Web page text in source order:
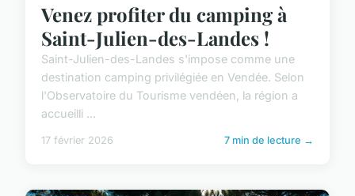
Venez profiter du camping à
Saint-Julien-des-Landes !
Saint-Julien-des-Landes s'impose comme une
destination camping privilégiée en Vendée. Selon
l'Observatoire du Tourisme vendéen, la région a
accueilli ...
17 février 2026 7 min de lecture →